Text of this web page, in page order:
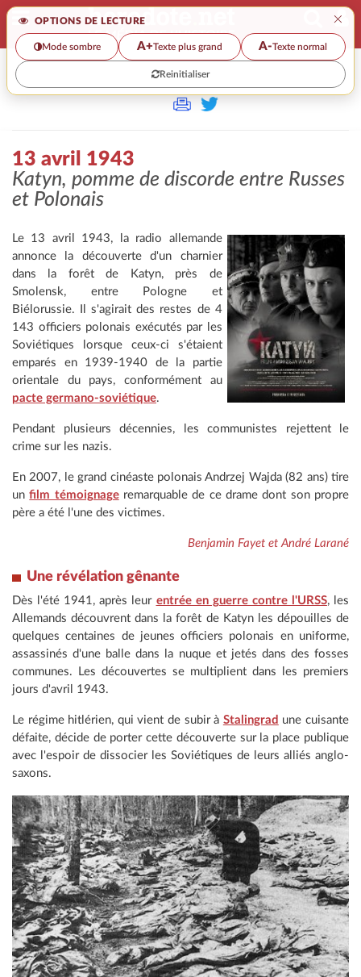
OPTIONS DE LECTURE ×
Mode sombre A+Texte plus grand A-Texte normal
Reinitialiser
>>
13 avril 1943
Katyn, pomme de discorde entre Russes
et Polonais
Le 13 avril 1943, la radio allemande
annonce la découverte d'un charnier
dans la forêt de Katyn, près de
Smolensk, entre Pologne et
Biélorussie. Il s'agirait des restes de 4
143 officiers polonais exécutés par les
Soviétiques lorsque ceux-ci s'étaient
emparés en 1939-1940 de la partie
orientale du pays, conformément au
pacte germano-soviétique.
Pendant plusieurs décennies, les communistes rejettent le
crime sur les nazis.
En 2007, le grand cinéaste polonais Andrzej Wajda (82 ans) tire
unfilm témoignageremarquable de ce drame dont son propre
père a été l'une des victimes.
Benjamin Fayet et André Larané
Une révélation gênante
Dès l'été 1941, après leur entrée en guerre contre l'URSS, les
Allemands découvrent dans la forêt de Katyn les dépouilles de
quelques centaines de jeunes officiers polonais en uniforme,
assassinés d'une balle dans la nuque et jetés dans des fosses
communes. Les découvertes se multiplient dans les premiers
jours d'avril 1943.
Le régime hitlérien, qui vient de subir à Stalingrad une cuisante
défaite, décide de porter cette découverte sur la place publique
avec l'espoir de dissocier les Soviétiques de leurs alliés anglo-
saxons.